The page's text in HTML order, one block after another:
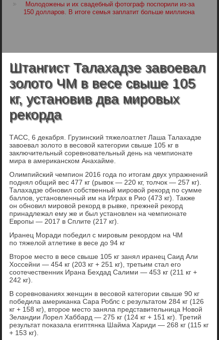
Молодожены и их свадебный фотограф поспорили из-за
150 долларов. В итоге семья заплатит больше миллиона
Штангист Талахадзе завоевал
золото ЧМ в весе свыше 105
кг, установив два мировых
рекорда
ТАСС, 6 декабря. Грузинский тяжелоатлет Лаша Талахадзе
завоевал золото в весовой категории свыше 105 кг в
заключительный соревновательный день на чемпионате
мира в американском Анахайме.
Олимпийский чемпион 2016 года по итогам двух упражнений
поднял общий вес 477 кг (рывок — 220 кг, толчок — 257 кг).
Талахадзе обновил собственный мировой рекорд по сумме
баллов, установленный им на Играх в Рио (473 кг). Также
он обновил мировой рекорд в рывке, прежней рекорд
принадлежал ему же и был установлен на чемпионате
Европы — 2017 в Сплите (217 кг).
Иранец Моради победил с мировым рекордом на ЧМ
по тяжелой атлетике в весе до 94 кг
Второе место в весе свыше 105 кг занял иранец Саид Али
Хоссейни — 454 кг (203 кг + 251 кг), третьим стал его
соотечественник Ирана Бехдад Салими — 453 кг (211 кг +
242 кг).
В соревнованиях женщин в весовой категории свыше 90 кг
победила американка Сара Роблс с результатом 284 кг (126
кг + 158 кг), второе место заняла представительница Новой
Зеландии Лорел Хаббард — 275 кг (124 кг + 151 кг). Третий
результат показала египтянка Шайма Хариди — 268 кг (115 кг
+ 153 кг).